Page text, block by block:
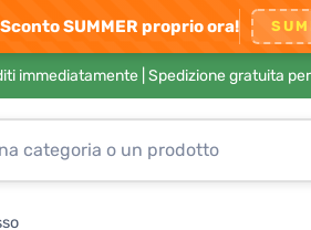
Sconto SUMMER proprio ora!
immediatamente | Spedizione gratuita